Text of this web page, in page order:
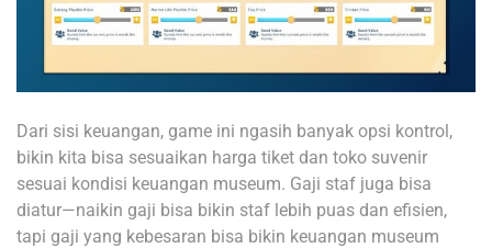
Dari sisi keuangan, game ini ngasih banyak opsi kontrol,
bikin kita bisa sesuaikan harga tiket dan toko suvenir
sesuai kondisi keuangan museum. Gaji staf juga bisa
diatur—naikin gaji bisa bikin staf lebih puas dan efisien,
tapi gaji yang kebesaran bisa bikin keuangan museum